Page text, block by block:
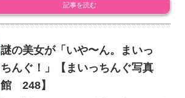
記事を読む
謎の美女が「いや〜ん。まいっ
ちんぐ！」【まいっちんぐ写真
館 248】